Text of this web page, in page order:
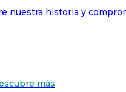
nuestra historia y
más